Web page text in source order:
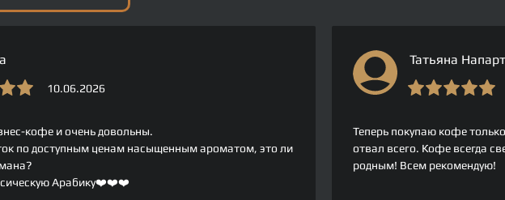
10.06.2026
кофе и очень довольны.
по доступным ценам насыщенным ароматом, это ли
Арабику❤️❤️❤️
Татьяна
Теперь покупаю кофе
отвал всего. Кофе всегда
родным! Всем рекомендую!